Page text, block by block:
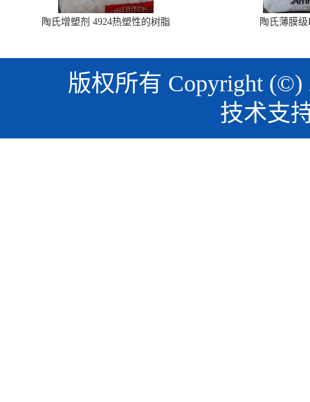
陶氏增塑剂 4924热塑性的树脂 陶氏薄膜级
版权所有 Copyright
技术支